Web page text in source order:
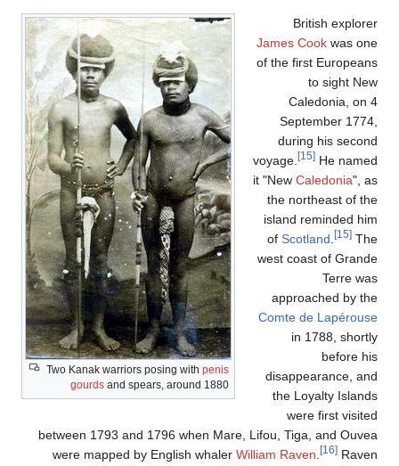
Two Kanak warriors posing withpenis
gourdsand spears, around 1880
British explorer
James Cookwas one
of the first Europeans
to sight New
Caledonia, on 4
September 1774,
during his second
voyage.
[15]He named
it "NewCaledonia", as
the northeast of the
island reminded him
ofScotland. [15]The
west coast of Grande
Terre was
approached by the
Comte de Lapérouse
in 1788, shortly
before his
disappearance, and
the Loyalty Islands
were first visited
between 1793 and 1796 when Mare, Lifou, Tiga, and Ouvea
were mapped by English whalerWilliam Raven. [16]Raven